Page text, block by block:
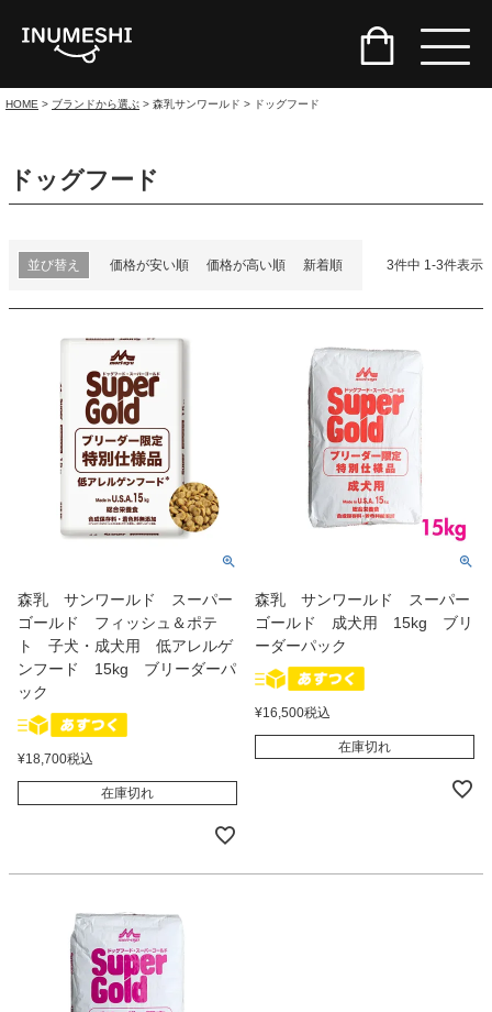
HOME ブランドから選ぶ 森乳サンワールド ドッグフード
ドッグフード
並び替え 価格が安い順 価格が高い順 新着順 3件中 1-3件表示
森乳 サンワールド スーパー
ゴールド フィッシュ＆ポテ
ト 子犬・成犬用 低アレルゲ
ンフード 15kg ブリーダーパ
ック
¥18,700税込
在庫切れ
森乳 サンワールド スーパー
ゴールド 成犬用 15kg ブリ
ーダーパック
¥16,500税込
在庫切れ